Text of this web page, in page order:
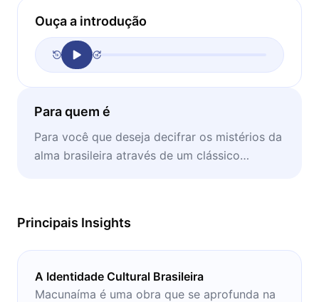
Ouça a introdução
Para quem é
Para você que deseja decifrar os mistérios da
alma brasileira através de um clássico
Principais Insights
A Identidade Cultural Brasileira
Macunaíma é uma obra que se aprofunda na